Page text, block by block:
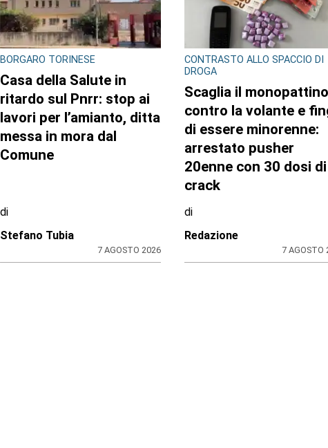
Ciclisti travolti, i
carabinieri confermano
la lite con
l’automobilista prima del
drammatico fatto:
di
CRONACA NERA
Travolge un gruppo di
ciclisti e fugge. Due
feriti gravi, fermato
l’automobilista
di